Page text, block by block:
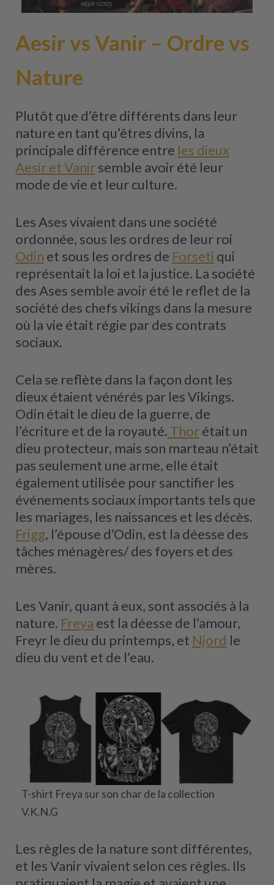
Aesir vs Vanir – Ordre vs
Nature
Plutôt que d’être différents dans leur
nature en tant qu’êtres divins, la
principale différence entre les dieux
Aesir et Vanirsemble avoir été leur
mode de vie et leur culture.
Les Ases vivaient dans une société
ordonnée, sous les ordres de leur roi
Odin et sous les ordres de Forseti qui
représentait la loi et la justice. La société
des Ases semble avoir été le reflet de la
société des chefs vikings dans la mesure
où la vie était régie par des contrats
sociaux.
Cela se reflète dans la façon dont les
dieux étaient vénérés par les Vikings.
Odin était le dieu de la guerre, de
l’écriture et de la royauté. Thorétait un
dieu protecteur, mais son marteau n’était
pas seulement une arme, elle était
également utilisée pour sanctifier les
événements sociaux importants tels que
les mariages, les naissances et les décès.
Frigg, l’épouse d’Odin, est la déesse des
tâches ménagères/ des foyers et des
mères.
Les Vanir, quant à eux, sont associés à la
nature. Freya est la déesse de l’amour,
Freyr le dieu du printemps, et Njord le
dieu du vent et de l’eau.
T-shirt Freya sur son char de la collection
V.K.N.G
Les règles de la nature sont différentes,
et les Vanir vivaient selon ces règles. Ils